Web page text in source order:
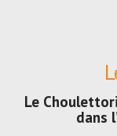
Le
dans